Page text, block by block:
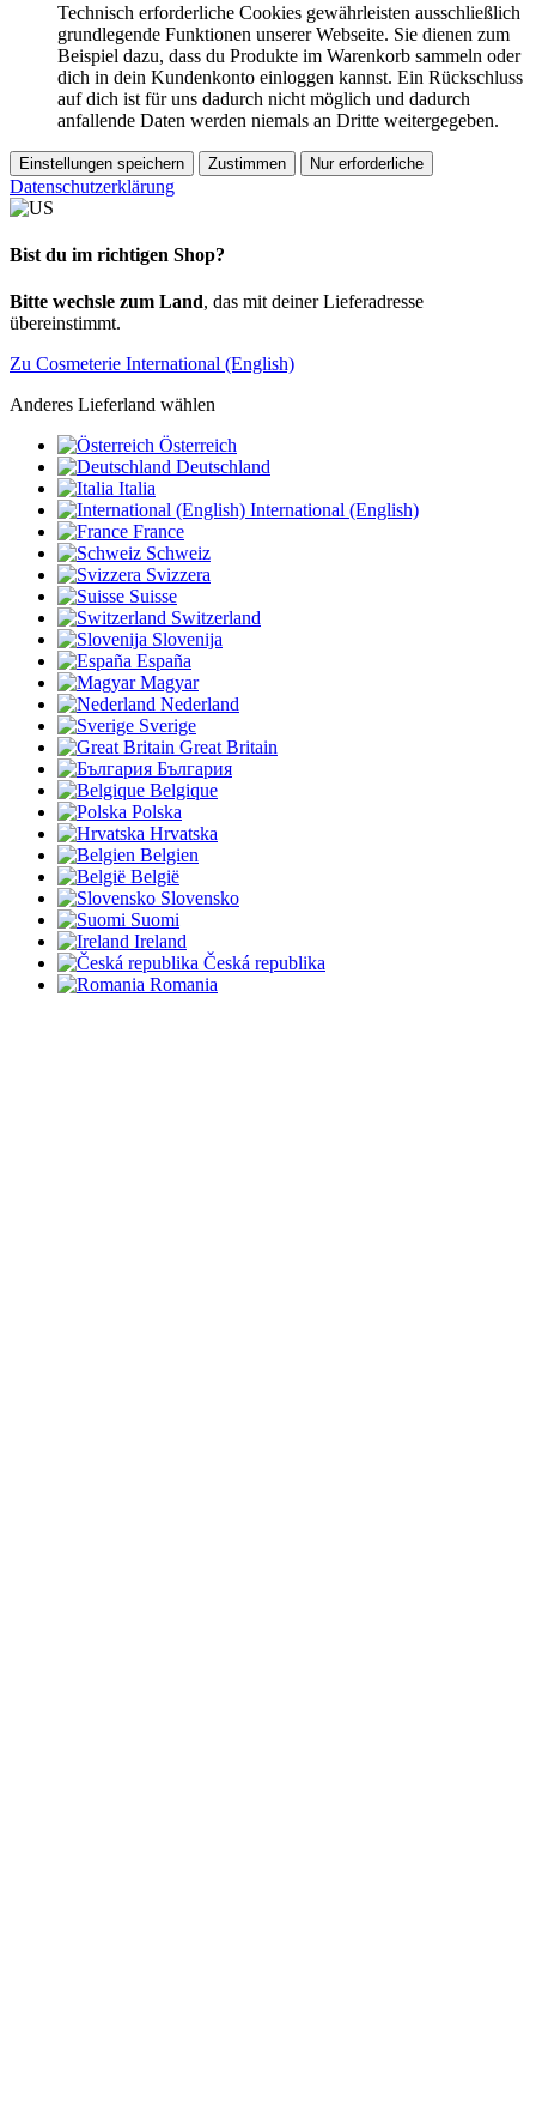
Technisch erforderliche Cookies gewährleisten ausschließlich
grundlegende Funktionen unserer Webseite. Sie dienen zum
Beispiel dazu, dass du Produkte im Warenkorb sammeln oder
dich in dein Kundenkonto einloggen kannst. Ein Rückschluss
auf dich ist für uns dadurch nicht möglich und dadurch
anfallende Daten werden niemals an Dritte weitergegeben.
Einstellungen speichern Zustimmen Nur erforderliche
Datenschutzerklärung
Bist du im richtigen Shop?
Bitte wechsle zum Land, das mit deiner Lieferadresse
übereinstimmt.
Zu Cosmeterie International (English)
Anderes Lieferland wählen
Österreich
Deutschland
Italia
International (English)
France
Schweiz
Svizzera
Suisse
Switzerland
Slovenija
España
Magyar
Nederland
Sverige
Great Britain
България
Belgique
Polska
Hrvatska
Belgien
België
Slovensko
Suomi
Ireland
Česká republika
Romania